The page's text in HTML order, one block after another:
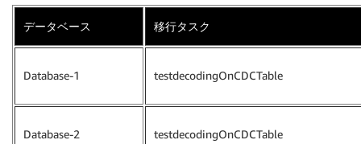
データベース 移行タスク
Database-1 testdecodingOnCDCTable
Database-2 testdecodingOnCDCTable